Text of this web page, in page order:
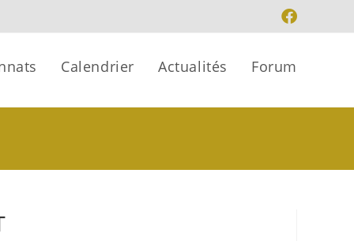
Calendrier Actualités Forum